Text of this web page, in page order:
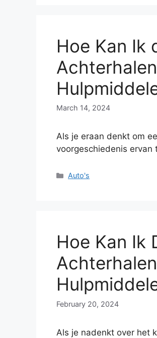
Hoe Kan Ik
March 14, 2024
Als je eraan denkt om
voorgeschiedenis ervan
Categories
Auto's
Hoe Kan Ik
February 20, 2024
Als je nadenkt over het